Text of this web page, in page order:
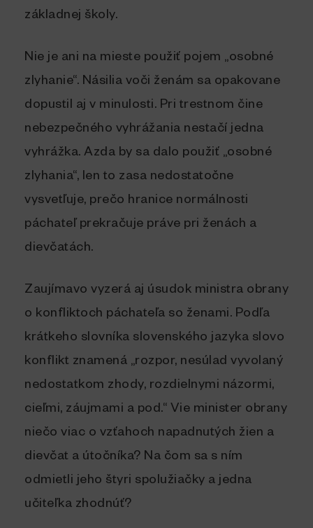
základnej školy.
Nie je ani na mieste použiť pojem „osobné
zlyhanie“. Násilia voči ženám sa opakovane
dopustil aj v minulosti. Pri trestnom čine
nebezpečného vyhrážania nestačí jedna
vyhrážka. Azda by sa dalo použiť „osobné
zlyhania“, len to zasa nedostatočne
vysvetľuje, prečo hranice normálnosti
páchateľ prekračuje práve pri ženách a
dievčatách.
Zaujímavo vyzerá aj úsudok ministra obrany
o konfliktoch páchateľa so ženami. Podľa
krátkeho slovníka slovenského jazyka slovo
konflikt znamená „rozpor, nesúlad vyvolaný
nedostatkom zhody, rozdielnymi názormi,
cieľmi, záujmami a pod.“ Vie minister obrany
niečo viac o vzťahoch napadnutých žien a
dievčat a útočníka? Na čom sa s ním
odmietli jeho štyri spolužiačky a jedna
učiteľka zhodnúť?